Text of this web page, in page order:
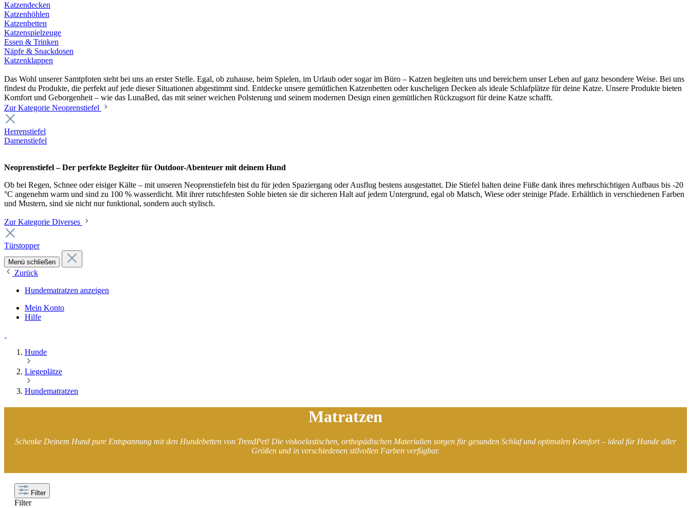
Katzendecken
Katzenhöhlen
Katzenbetten
Katzenspielzeuge
Essen & Trinken
Näpfe & Snackdosen
Katzenklappen
Das Wohl unserer Samtpfoten steht bei uns an erster Stelle. Egal, ob zuhause, beim Spielen, im Urlaub oder sogar im Büro – Katzen begleiten uns und bereichern unser Leben auf ganz besondere Weise. Bei uns
findest du Produkte, die perfekt auf jede dieser Situationen abgestimmt sind. Entdecke unsere gemütlichen Katzenbetten oder kuscheligen Decken als ideale Schlafplätze für deine Katze. Unsere Produkte bieten
Komfort und Geborgenheit – wie das LunaBed, das mit seiner weichen Polsterung und seinem modernen Design einen gemütlichen Rückzugsort für deine Katze schafft.
Zur Kategorie Neoprenstiefel
Herrenstiefel
Damenstiefel
Neoprenstiefel – Der perfekte Begleiter für Outdoor-Abenteuer mit deinem Hund
Ob bei Regen, Schnee oder eisiger Kälte – mit unseren Neoprenstiefeln bist du für jeden Spaziergang oder Ausflug bestens ausgestattet. Die Stiefel halten deine Füße dank ihres mehrschichtigen Aufbaus bis -20
°C angenehm warm und sind zu 100 % wasserdicht. Mit ihrer rutschfesten Sohle bieten sie dir sicheren Halt auf jedem Untergrund, egal ob Matsch, Wiese oder steinige Pfade. Erhältlich in verschiedenen Farben
und Mustern, sind sie nicht nur funktional, sondern auch stylisch.
Zur Kategorie Diverses
Türstopper
Menü schließen
Zurück
Hundematratzen anzeigen
Mein Konto
Hilfe
Hunde
Liegeplätze
Hundematratzen
Matratzen
Schenke Deinem Hund pure Entspannung mit den Hundebetten von TrendPet! Die viskoelastischen, orthopädischen Materialien sorgen für gesunden Schlaf und optimalen Komfort – ideal für Hunde aller
Größen und in verschiedenen stilvollen Farben verfügbar.
Filter
Filter